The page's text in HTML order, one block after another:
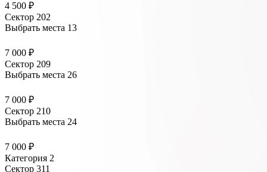
4 500 ₽
Сектор 202
Выбрать места 13
7 000 ₽
Сектор 209
Выбрать места 26
7 000 ₽
Сектор 210
Выбрать места 24
7 000 ₽
Категория 2
Сектор 311